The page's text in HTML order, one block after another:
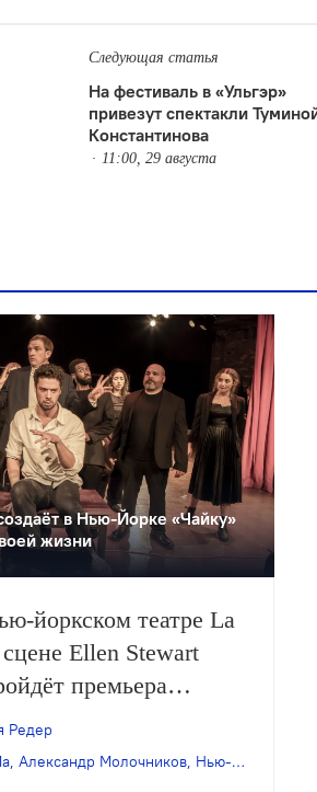
Следующая статья
На фестиваль в «Ульгэр»
привезут спектакли
Константинова
11:00, 29 августа
, Нью-Йорк, премьера
в Нью-Йорке «Чайку»
жизни
йоркском театре La
Ellen Stewart
премьера
«Seagull: True Story»
Редер
, Александр Молочников, Нью-Йорк